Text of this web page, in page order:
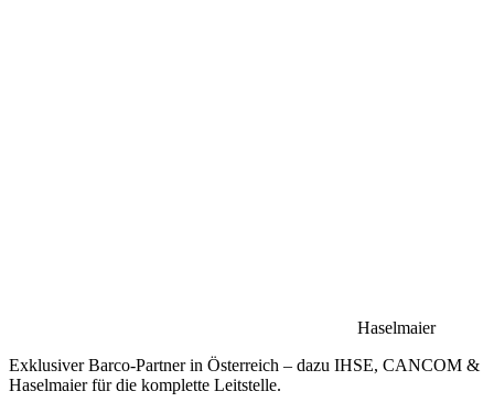
Haselmaier
Exklusiver Barco-Partner in Österreich – dazu IHSE, CANCOM &
Haselmaier für die komplette Leitstelle.